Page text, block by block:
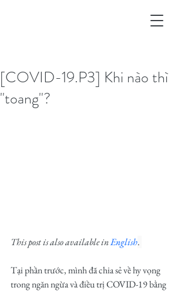
[COVID-19.P3] Khi nào thì
"toang"?
This post is also available in English.
Tại phần trước, mình đã chia sẻ về hy vọng
trong ngăn ngừa và điều trị COVID-19 bằng